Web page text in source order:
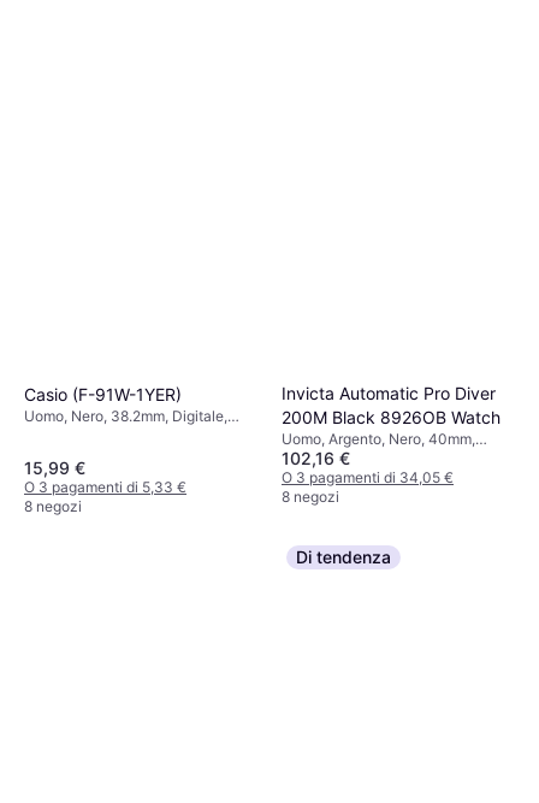
Casio (F-91W-1YER)
Uomo, Nero, 38.2mm, Digitale,
15,99 €
O 3 pagamenti di 5,33 €
8 negozi
Invicta Automatic Pro Diver
200M Black 8926OB Watch
Uomo, Argento, Nero, 40mm,
Analogico, Automatico
102,16 €
O 3 pagamenti di 34,05 €
8 negozi
Di tendenza